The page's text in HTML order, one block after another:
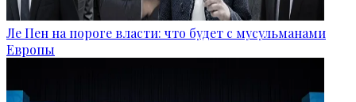
Ле Пен на пороге власти: что будет с мусульманами
Европы